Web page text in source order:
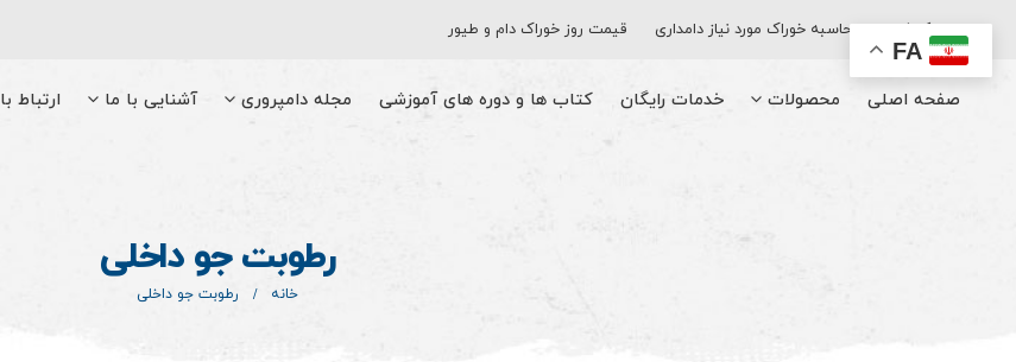
اپلیکیشن محاسبه خوراک مورد نیاز دامداری قیمت روز خوراک دام و طیور
صفحه اصلی محصولات خدمات رایگان کتاب‌ ها و دوره های آموزشی مجله دامپروری آشنایی با ما ارتباط
رطوبت جو داخلی
خانه رطوبت جو داخلی
FA